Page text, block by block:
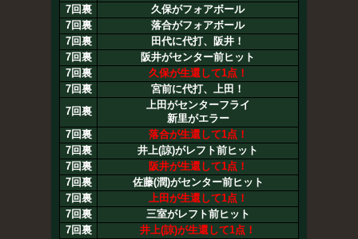
7回裏
久保がフォアボール
7回裏
落合がフォアボール
7回裏
田代に代打、阪井！
7回裏
阪井がセンター前ヒット
7回裏
久保が生還して1点！
7回裏
宮前に代打、上田！
7回裏
上田がセンターフライ
新里がエラー
7回裏
落合が生還して1点！
7回裏
井上(諒)がレフト前ヒット
7回裏
阪井が生還して1点！
7回裏
佐藤(潤)がセンター前ヒット
7回裏
上田が生還して1点！
7回裏
三室がレフト前ヒット
7回裏
井上(諒)が生還して1点！